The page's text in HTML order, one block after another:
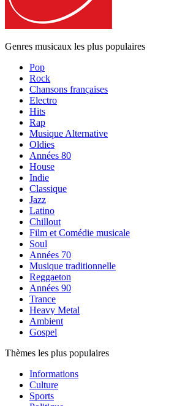
Genres musicaux les plus populaires
Pop
Rock
Chansons françaises
Electro
Hits
Rap
Musique Alternative
Oldies
Années 80
House
Indie
Classique
Jazz
Latino
Chillout
Film et Comédie musicale
Soul
Années 70
Musique traditionnelle
Reggaeton
Années 90
Trance
Heavy Metal
Ambient
Gospel
Thèmes les plus populaires
Informations
Culture
Sports